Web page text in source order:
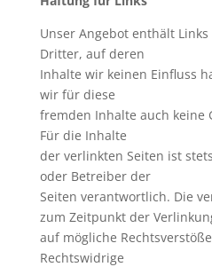
Unser Angebot enthält
Dritter, auf deren
Inhalte wir keinen Einfluss
wir für diese
fremden Inhalte auch keine
Für die Inhalte
der verlinkten Seiten ist
oder Betreiber der
Seiten verantwortlich. Die
zum Zeitpunkt der
auf mögliche
Rechtswidrige